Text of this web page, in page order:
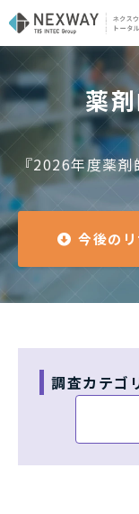
薬
『2026年度薬
今後の
調査カテゴ